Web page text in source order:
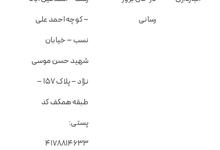
رسانی
– کوچه احمد علی
نسب – خیابان
شهید حسن موسی
نژاد – پلاک ۱۵۷ –
طبقه همکف کد
پستی:
۴۱۷۸۸۱۴۶۳۳